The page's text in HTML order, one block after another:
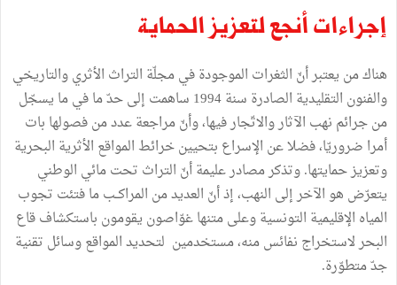
إجراءات أنجعلتعزيز الحماية
هناكمن يعتبرأنّ الثغرات الموجودةفيمجلّة التراث الأثريوالتاريخي
والفنون التقليدية الصادرة سنة1994 ساهمت إلىحدّمافيما يسجّل
منجرائم نهب الآثاروالاتّجارفيها،وأنّمراجعةعددمنفصولها بات
أمرا ضروريّا،فضلاعن الإسراع بتحيينخرائط المواقع الأثرية البحرية
وتعزيزحمايتها.وتذكرمصادرعليمةأنّ التراث تحتمائي الوطني
يتعرّض هوالآخرإلى النهب،إذأنّ العديدمن المراكــبمافتئت تجوب
المياه الإقليمية التونسيةوعلىمتنهاغوّاصون يقومون باستكشافقاع
البحرلاستخراج نفائسمنه،مستخدمين لتحديدالمواقعوسائل تقنية
جدّمتطوّرة.